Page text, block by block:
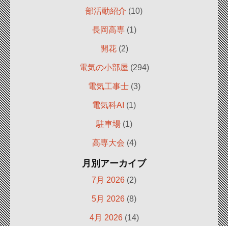
部活動紹介 (10)
長岡高専(1)
開花(2)
電気の小部屋 (294)
電気工事士(3)
電気科AI (1)
駐車場(1)
高専大会 (4)
月別アーカイブ
7月 2026 (2)
5月 2026 (8)
4月 2026(14)